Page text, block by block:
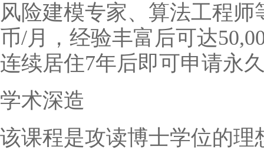
风险建模专家、算法工程师
币/月，经验丰富后可达
连续居住7年后即可申请永
学术深造
该课程是攻读博士学位的